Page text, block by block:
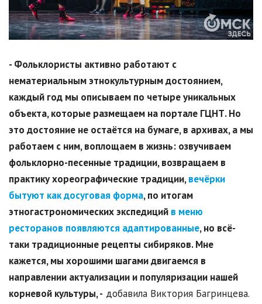
- Фольклористы активно работают с
нематериальным этнокультурным достоянием,
каждый год мы описываем по четыре уникальных
объекта, которые размещаем на портале ГЦНТ. Но
это достояние не остаётся на бумаге, в архивах, а мы
работаем с ним, воплощаем в жизнь: озвучиваем
фольклорно-песенные традиции, возвращаем в
практику хореографические традиции,вечёрки
бытуют как досуговая форма, по итогам
этногастрономических экспедиций в меню
ресторанов появляются адаптированные, но всё-
таки традиционные рецепты сибиряков. Мне
кажется, мы хорошими шагами двигаемся в
направлении актуализации и популяризации нашей
корневой культуры, - добавила Виктория Багринцева.